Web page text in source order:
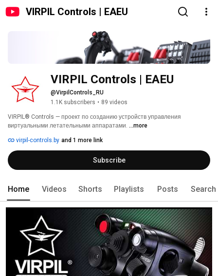
VIRPIL Controls | EAEU
VIRPIL Controls | EAEU
@VirpilControls_RU
1.1K subscribers • 89 videos
VIRPIL® Controls — проект по созданию устройств управления
виртуальными летательными аппаратами. ...more
virpil-controls.by and 1 more link
Subscribe
Home Videos Shorts Playlists Posts Search